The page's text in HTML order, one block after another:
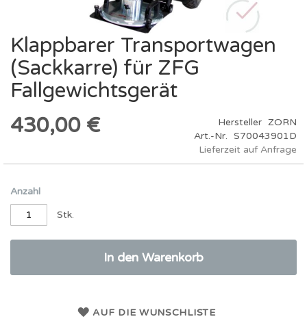
Zum
Anfang
der
Bildergalerie
springen
Klappbarer Transportwagen
(Sackkarre) für ZFG
Fallgewichtsgerät
430,00 €
Hersteller ZORN
Art.-Nr. S70043901D
Lieferzeit auf Anfrage
Anzahl
Stk.
In den Warenkorb
AUF DIE WUNSCHLISTE